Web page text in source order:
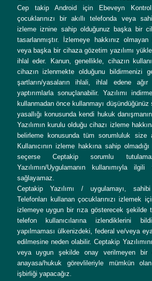
Cep takip Android için Ebeveyn Kontrol
çocuklarınızı bir akıllı telefonda veya
izleme iznine sahip olduğunuz başka bir
tasarlanmıştır. İzlemeye hakkınız
veya başka bir cihaza gözetim yazılımı
ihlal eder. Kanun, genellikle, cihazın
cihazın izlenmekte olduğunu bildirmenizi
şartların/yasaların ihlali, ihlal edene
yaptırımlarla sonuçlanabilir. Yazılımı
kullanmadan önce kullanmayı düşündüğünüz
yasallığı konusunda kendi hukuk
Yazılımın kurulu olduğu cihazı izleme
belirleme konusunda tüm sorumluluk size
Kullanıcının izleme hakkına sahip
seçerse Ceptakip sorumlu
Yazılımın/Uygulamanın kullanımıyla
sağlayamaz.
Ceptakip Yazılımı / uygulamayı,
Telefonları kullanan çocuklarınızı izlemek
izlemeye uygun bir rıza gösterecek şekilde
telefon kullanıcılarına izlendiklerini
yapılmaması ülkenizdeki, federal ve/veya
edilmesine neden olabilir. Ceptakip
veya uygun şekilde onay verilmeyen bir
anayasa/hukuk görevlileriyle mümkün
işbirliği yapacağız.